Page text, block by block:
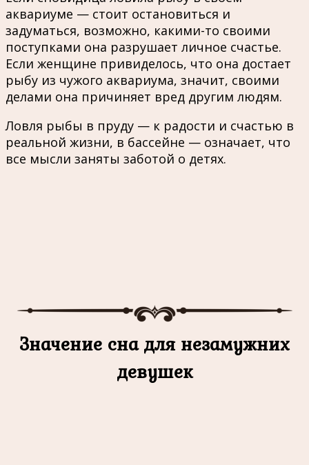
аквариуме — стоит остановиться и
задуматься, возможно, какими-то своими
поступками она разрушает личное счастье.
Если женщине привиделось, что она достает
рыбу из чужого аквариума, значит, своими
делами она причиняет вред другим людям.
Ловля рыбы в пруду — к радости и счастью в
реальной жизни, в бассейне — означает, что
все мысли заняты заботой о детях.
Значение сна для незамужних
девушек